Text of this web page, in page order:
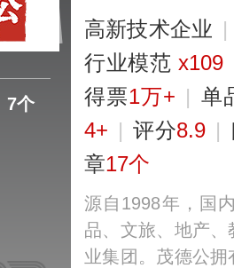
7个
高新技术企业 |
行业模范x109
得票1万+ | 单
4+ | 评分8.9 |
章17个
源自1998年，国
品、文旅、地产
业集团。茂德公